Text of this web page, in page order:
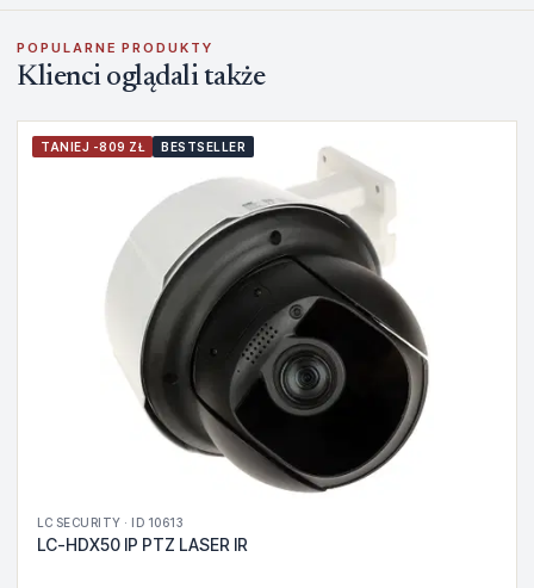
POPULARNE PRODUKTY
Klienci oglądali także
TANIEJ -809 ZŁ BESTSELLER
LC SECURITY · ID 10613
LC-HDX50 IP PTZ LASER IR